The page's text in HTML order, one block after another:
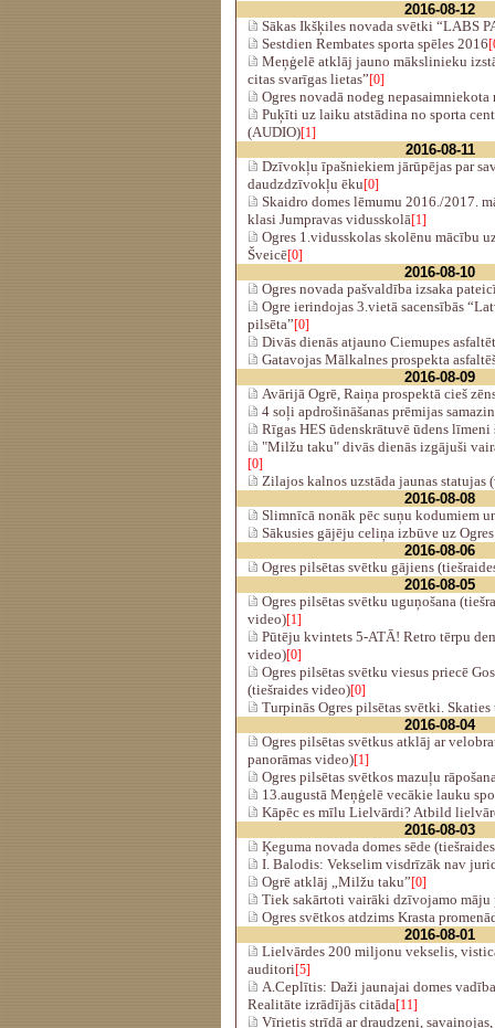
2016-08-12
Sākas Ikšķiles novada svētki “LABS
Sestdien Rembates sporta spēles 2016
Meņģelē atklāj jauno mākslinieku
citas svarīgas lietas”[0]
Ogres novadā nodeg nepasaimniekota
Puķīti uz laiku atstādina no sporta
(AUDIO)[1]
2016-08-11
Dzīvokļu īpašniekiem jārūpējas par
daudzdzīvokļu ēku[0]
Skaidro domes lēmumu 2016./2017.
klasi Jumpravas vidusskolā[1]
Ogres 1.vidusskolas skolēnu mācību
Šveicē[0]
2016-08-10
Ogres novada pašvaldība izsaka
Ogre ierindojas 3.vietā sacensībās
pilsēta”[0]
Divās dienās atjauno Ciemupes
Gatavojas Mālkalnes prospekta
2016-08-09
Avārijā Ogrē, Raiņa prospektā cieš
4 soļi apdrošināšanas prēmijas
Rīgas HES ūdenskrātuvē ūdens līmeni
"Milžu taku" divās dienās izgājuši
[0]
Zilajos kalnos uzstāda jaunas statujas
2016-08-08
Slimnīcā nonāk pēc suņu kodumiem
Sākusies gājēju celiņa izbūve uz
2016-08-06
Ogres pilsētas svētku gājiens
2016-08-05
Ogres pilsētas svētku uguņošana
video)[1]
Pūtēju kvintets 5-ATĀ! Retro tērpu
video)[0]
Ogres pilsētas svētku viesus priecē
(tiešraides video)[0]
Turpinās Ogres pilsētas svētki.
2016-08-04
Ogres pilsētas svētkus atklāj ar
panorāmas video)[1]
Ogres pilsētas svētkos mazuļu
13.augustā Meņģelē vecākie lauku
Kāpēc es mīlu Lielvārdi? Atbild
2016-08-03
Ķeguma novada domes sēde
I. Balodis: Vekselim visdrīzāk nav
Ogrē atklāj „Milžu taku”[0]
Tiek sakārtoti vairāki dzīvojamo māju
Ogres svētkos atdzims Krasta
2016-08-01
Lielvārdes 200 miljonu vekselis,
auditori[5]
A.Ceplītis: Daži jaunajai domes
Realitāte izrādījās citāda[11]
Vīrietis strīdā ar draudzeni,